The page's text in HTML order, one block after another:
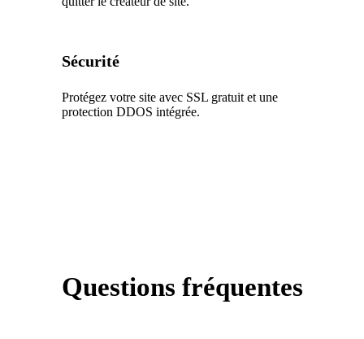
Sécurité
Protégez votre site avec SSL gratuit et une
protection DDOS intégrée.
Questions fréquentes